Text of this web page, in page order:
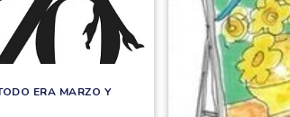
ERA MARZO Y